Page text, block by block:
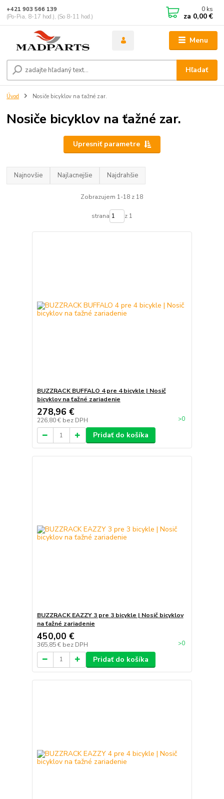
Menu
Hľadať
+421 903 566 139
(Po-Pia, 8-17 hod.), (So 8-11 hod.)
0 ks
za 0,00 €
Úvod Nosiče bicyklov na ťažné zar.
Nosiče bicyklov na ťažné zar.
Upresniť parametre
Najnovšie Najlacnejšie Najdrahšie
Zobrazujem 1-18 z 18
strana z 1
BUZZRACK BUFFALO 4 pre 4 bicykle | Nosič
bicyklov na ťažné zariadenie
278,96 €
226,80 € bez DPH >0
Pridať do košíka
BUZZRACK EAZZY 3 pre 3 bicykle | Nosič bicyklov
na ťažné zariadenie
450,00 €
365,85 € bez DPH >0
Pridať do košíka